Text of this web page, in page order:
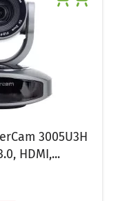
3005U3H
HDMI,...